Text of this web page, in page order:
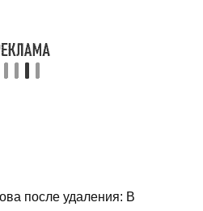
после удаления: В